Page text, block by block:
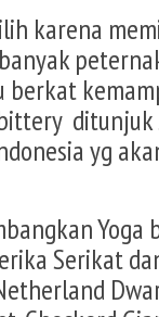
karena
berkat
yg
Serikat